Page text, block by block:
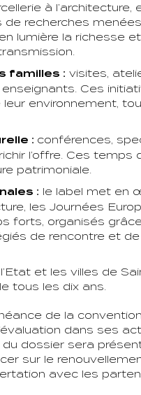
à l’architecture,
recherches
lumière la richesse
familles : visites,
Ces
leur environnement,
: conférences,
l’offre. Ces temps
patrimoniale.
: le label met en
les Journées
forts, organisés
de rencontre et
et les villes de
tous les dix ans.
de la
dans ses
dossier sera
sur le
avec les